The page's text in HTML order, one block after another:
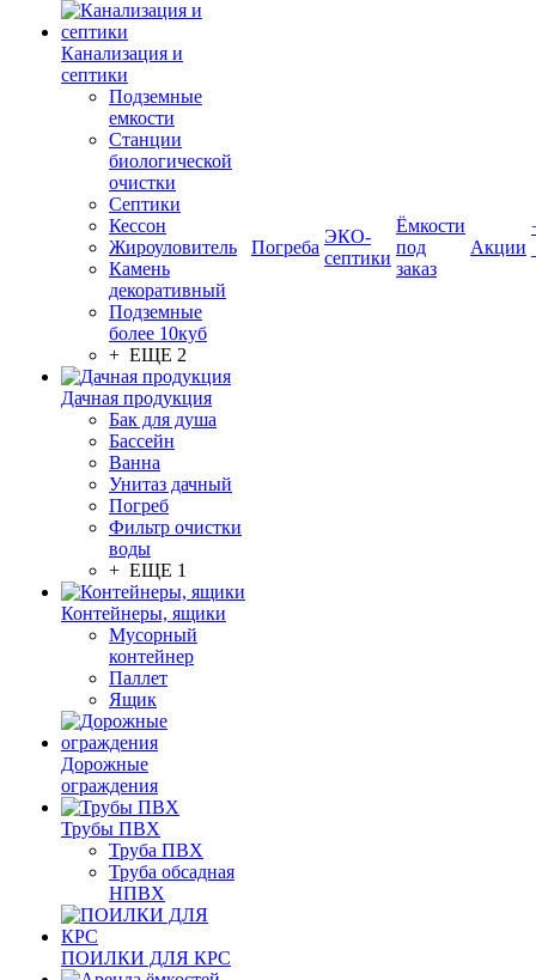
Канализация и
септики
Подземные
емкости
Станции
биологической
очистки
Септики
Кессон
Жироуловитель
Камень
декоративный
Подземные
более 10куб
+ ЕЩЕ 2
Дачная продукция
Бак для душа
Бассейн
Ванна
Унитаз дачный
Погреб
Фильтр очистки
воды
+ ЕЩЕ 1
Контейнеры, ящики
Мусорный
контейнер
Паллет
Ящик
Дорожные
ограждения
Трубы ПВХ
Труба ПВХ
Труба обсадная
НПВХ
ПОИЛКИ ДЛЯ КРС
Погреба
ЭКО-
септики
Ёмкости
под
заказ
Акции